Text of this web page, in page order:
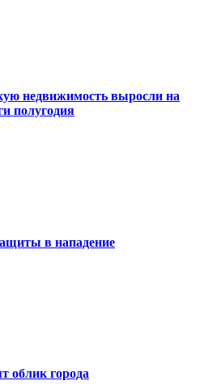
недвижимость выросли на
полугодия
в нападение
облик города